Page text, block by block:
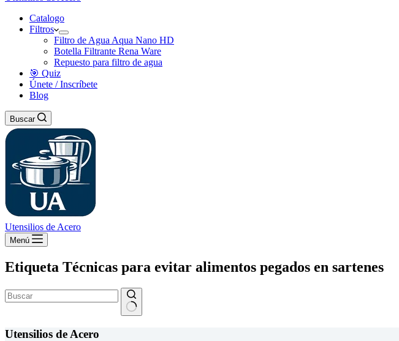
Catalogo
Filtros
Filtro de Agua Aqua Nano HD
Botella Filtrante Rena Ware
Repuesto para filtro de agua
🎯 Quiz
Únete / Inscríbete
Blog
Buscar
Utensilios de Acero
Menú
Etiqueta Técnicas para evitar alimentos pegados en sartenes
resultados
Utensilios de Acero